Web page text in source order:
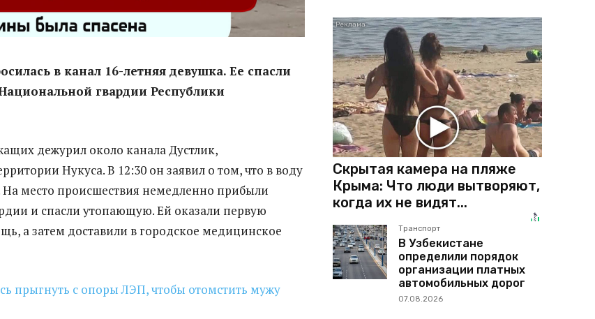
в канал 16-летняя девушка. Ее спасли
гвардии Республики
дежурил около канала Дустлик,
Нукуса. В 12:30 он заявил о том, что в воду
место происшествия немедленно прибыли
и спасли утопающую. Ей оказали первую
а затем доставили в городское медицинское
прыгнуть с опоры ЛЭП, чтобы отомстить мужу
Скрытая камера на пляже
Крыма: Что люди вытворяют,
когда их не видят...
Транспорт
В Узбекистане
определили порядок
организации платных
автомобильных дорог
07.08.2026